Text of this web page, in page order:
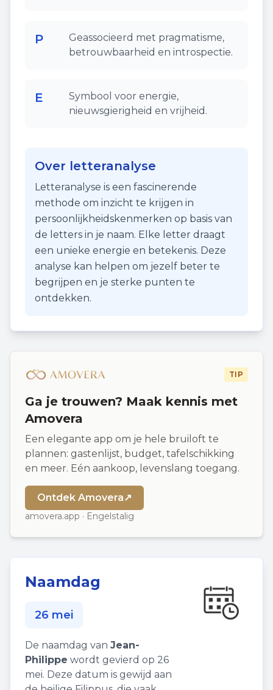
P
Geassocieerd met pragmatisme,
betrouwbaarheid en introspectie.
E
Symbool voor energie,
nieuwsgierigheid en vrijheid.
Over letteranalyse
Letteranalyse is een fascinerende
methode om inzicht te krijgen in
persoonlijkheidskenmerken op basis van
de letters in je naam. Elke letter draagt
een unieke energie en betekenis. Deze
analyse kan helpen om jezelf beter te
begrijpen en je sterke punten te
ontdekken.
TIP
Ga je trouwen? Maak kennis met
Amovera
Een elegante app om je hele bruiloft te
plannen: gastenlijst, budget, tafelschikking
en meer. Eén aankoop, levenslang toegang.
Ontdek Amovera↗
amovera.app · Engelstalig
Naamdag
26 mei
De naamdag van Jean-
Philippe wordt gevierd op 26
mei. Deze datum is gewijd aan